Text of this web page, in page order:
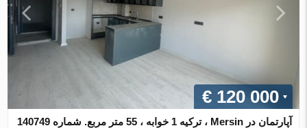
€ 120 000
آپارتمان در Mersin ، ترکیه 1 خوابه ، 55 متر مربع. شماره 140749